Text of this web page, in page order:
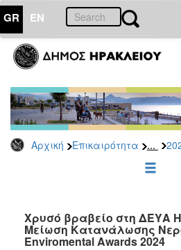
GR EN
Αρχική Επικαιρότητα ...
ΕΠΙΚΑΙΡΟΤΗΤΑ
Τύπου
Αρχείο
2026
2025
2022
2021
Χρυσό βραβείο στη ΔΕΥΑ
Μείωση Κατανάλωσης
Enviromental Awards 2024